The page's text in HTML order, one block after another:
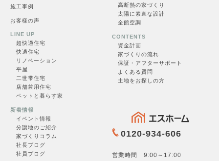
一覧を見る →
施工事例
お客様の声
LINE UP
超快適住宅
快適住宅
リノベーション
平屋
二世帯住宅
店舗兼用住宅
ペットと暮らす家
高断熱の家づくり
太陽に素直な設計
全館空調
CONTENTS
資金計画
家づくりの流れ
保証・アフターサポート
よくある質問
土地をお探しの方
新着情報
イベント情報
分譲地のご紹介
家づくりコラム
社長ブログ
社員ブログ
0120-934-606
営業時間 9:00～17:00